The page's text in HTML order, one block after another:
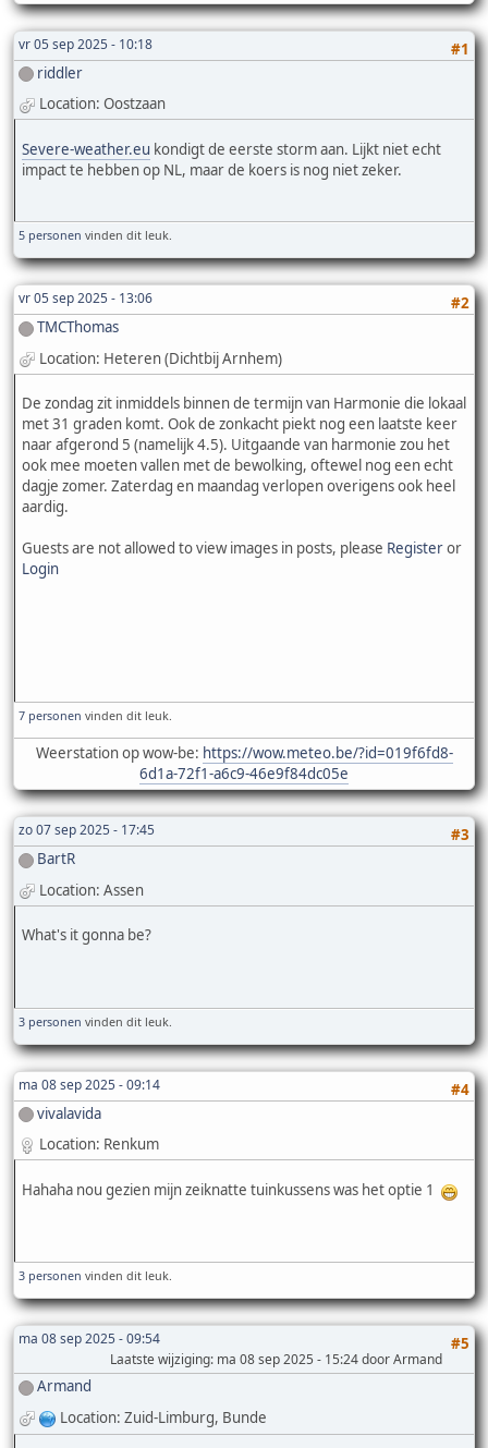
vr 05 sep 2025 - 10:18
#1
riddler
Location: Oostzaan
Severe-weather.eu kondigt de eerste storm aan. Lijkt niet echt
impact te hebben op NL, maar de koers is nog niet zeker.
5 personen vinden dit leuk.
vr 05 sep 2025 - 13:06
#2
TMCThomas
Location: Heteren (Dichtbij Arnhem)
De zondag zit inmiddels binnen de termijn van Harmonie die lokaal
met 31 graden komt. Ook de zonkacht piekt nog een laatste keer
naar afgerond 5 (namelijk 4.5). Uitgaande van harmonie zou het
ook mee moeten vallen met de bewolking, oftewel nog een echt
dagje zomer. Zaterdag en maandag verlopen overigens ook heel
aardig.
Guests are not allowed to view images in posts, please Registeror
Login
7 personen vinden dit leuk.
Weerstation op wow-be: https://wow.meteo.be/?id=019f6fd8-
6d1a-72f1-a6c9-46e9f84dc05e
zo 07 sep 2025 - 17:45
#3
BartR
Location: Assen
What's it gonna be?
3 personen vinden dit leuk.
ma 08 sep 2025 - 09:14
#4
vivalavida
Location: Renkum
Hahaha nou gezien mijn zeiknatte tuinkussens was het optie 1
3 personen vinden dit leuk.
ma 08 sep 2025 - 09:54 #5
Laatste wijziging: ma 08 sep 2025 - 15:24 door Armand
Armand
Location: Zuid-Limburg, Bunde